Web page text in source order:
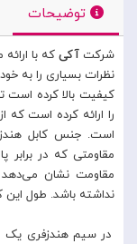
توضیحات
شرکتآکیکه با
نظرات بسیاری را به
را ارائه کرده است که
مقاومتی که در برابر
مقاومت نشان می‌دهد
نداشته باشد. طول این کابل 120
در سیم هندزفری یک